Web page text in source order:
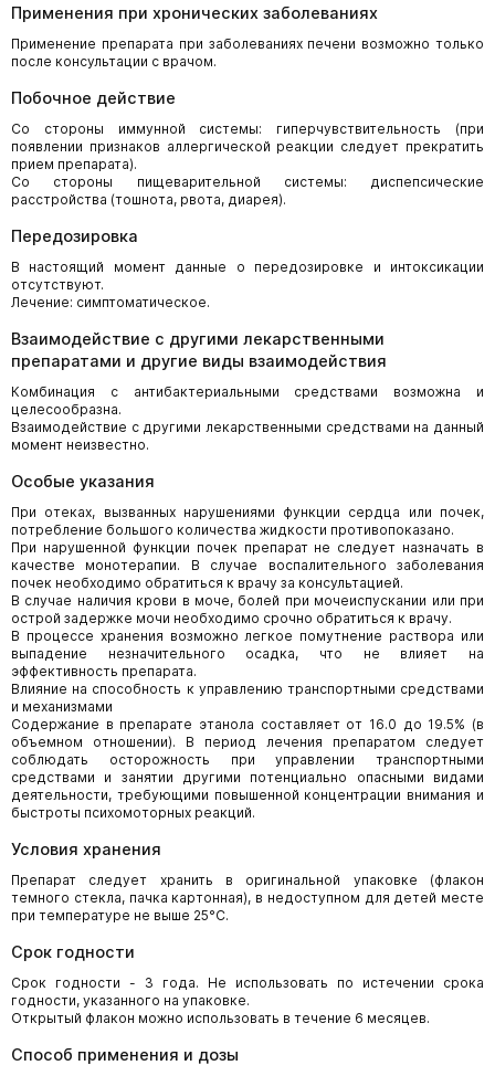
Применения при хронических заболеваниях
Применение препарата при заболеваниях печени возможно только
после консультации с врачом.
Побочное действие
Со стороны иммунной системы: гиперчувствительность (при
появлении признаков аллергической реакции следует прекратить
прием препарата).
Со стороны пищеварительной системы: диспепсические
расстройства (тошнота, рвота, диарея).
Передозировка
В настоящий момент данные о передозировке и интоксикации
отсутствуют.
Лечение: симптоматическое.
Взаимодействие с другими лекарственными
препаратами и другие виды взаимодействия
Комбинация с антибактериальными средствами возможна и
целесообразна.
Взаимодействие с другими лекарственными средствами на данный
момент неизвестно.
Особые указания
При отеках, вызванных нарушениями функции сердца или почек,
потребление большого количества жидкости противопоказано.
При нарушенной функции почек препарат не следует назначать в
качестве монотерапии. В случае воспалительного заболевания
почек необходимо обратиться к врачу за консультацией.
В случае наличия крови в моче, болей при мочеиспускании или при
острой задержке мочи необходимо срочно обратиться к врачу.
В процессе хранения возможно легкое помутнение раствора или
выпадение незначительного осадка, что не влияет на
эффективность препарата.
Влияние на способность к управлению транспортными средствами
и механизмами
Содержание в препарате этанола составляет от 16.0 до 19.5% (в
объемном отношении). В период лечения препаратом следует
соблюдать осторожность при управлении транспортными
средствами и занятии другими потенциально опасными видами
деятельности, требующими повышенной концентрации внимания и
быстроты психомоторных реакций.
Условия хранения
Препарат следует хранить в оригинальной упаковке (флакон
темного стекла, пачка картонная), в недоступном для детей месте
при температуре не выше 25°C.
Срок годности
Срок годности - 3 года. Не использовать по истечении срока
годности, указанного на упаковке.
Открытый флакон можно использовать в течение 6 месяцев.
Способ применения и дозы